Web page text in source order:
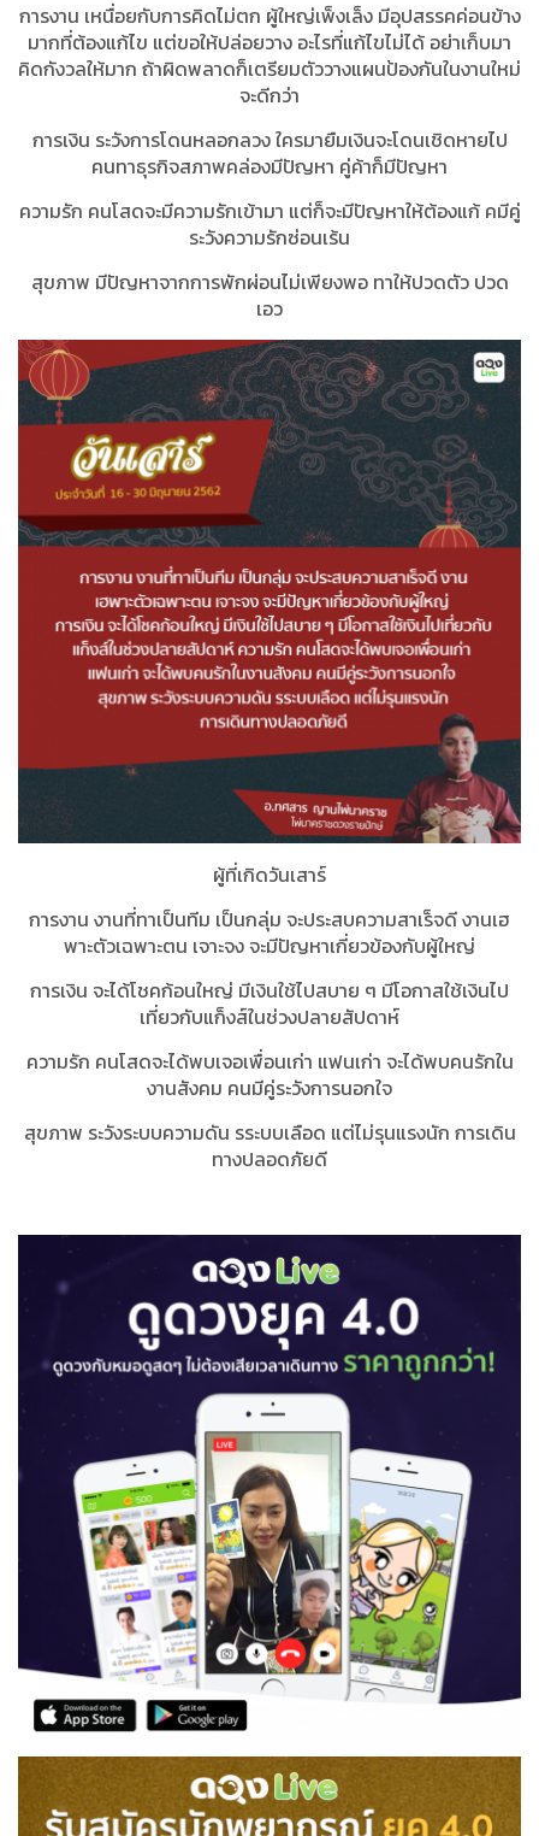
การงาน เหนื่อยกับการคิดไม่ตก ผู้ใหญ่เพ็งเล็ง มีอุปสรรคค่อนข้าง
มากที่ต้องแก้ไข แต่ขอให้ปล่อยวาง อะไรที่แก้ไขไม่ได้ อย่าเก็บมา
คิดกังวลให้มาก ถ้าผิดพลาดก็เตรียมตัววางแผนป้องกันในงานใหม่
จะดีกว่า
การเงิน ระวังการโดนหลอกลวง ใครมายืมเงินจะโดนเชิดหายไป
คนทาธุรกิจสภาพคล่องมีปัญหา คู่ค้าก็มีปัญหา
ความรัก คนโสดจะมีความรักเข้ามา แต่ก็จะมีปัญหาให้ต้องแก้ คมีคู่
ระวังความรักซ่อนเร้น
สุขภาพ มีปัญหาจากการพักผ่อนไม่เพียงพอ ทาให้ปวดตัว ปวด
เอว
ผู้ที่เกิดวันเสาร์
การงาน งานที่ทาเป็นทีม เป็นกลุ่ม จะประสบความสาเร็จดี งานเฮ
พาะตัวเฉพาะตน เจาะจง จะมีปัญหาเกี่ยวข้องกับผู้ใหญ่
การเงิน จะได้โชคก้อนใหญ่ มีเงินใช้ไปสบาย ๆ มีโอกาสใช้เงินไป
เที่ยวกับแก็งส์ในช่วงปลายสัปดาห์
ความรัก คนโสดจะได้พบเจอเพื่อนเก่า แฟนเก่า จะได้พบคนรักใน
งานสังคม คนมีคู่ระวังการนอกใจ
สุขภาพ ระวังระบบความดัน รระบบเลือด แต่ไม่รุนแรงนัก การเดิน
ทางปลอดภัยดี